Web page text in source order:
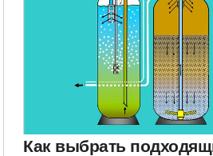
Как выбрать